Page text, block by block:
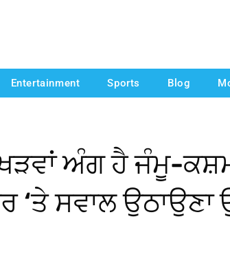
Entertainment Sports Blog
ਅੰਗ ਹੈ ਜੰਮੂ-
‘ਤੇ ਸਵਾਲ ਉਠਾਉਣਾ